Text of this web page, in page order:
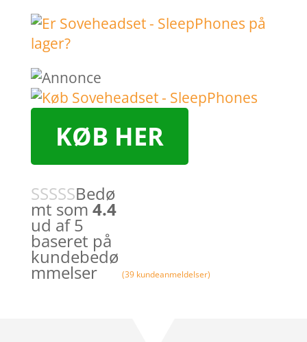
KØB HER
Bedø
mt som 4.4
ud af 5
baseret på
kundebedø
mmelser (39 kundeanmeldelser)